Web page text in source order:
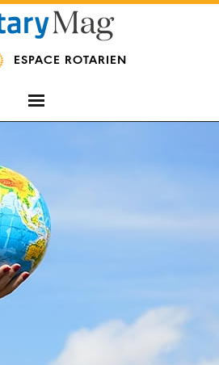
ESPACE ROTARIEN
cookies